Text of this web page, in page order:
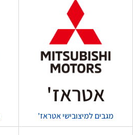
אטראז'
מגבים למיצובישי אטראז'